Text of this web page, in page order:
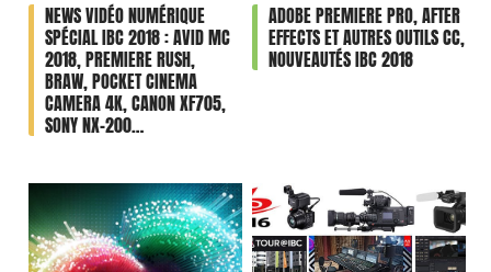
NEWS VIDÉO NUMÉRIQUE
SPÉCIAL IBC 2018 : AVID MC
2018, PREMIERE RUSH,
BRAW, POCKET CINEMA
CAMERA 4K, CANON XF705,
SONY NX-200…
ADOBE PREMIERE PRO, AFTER
EFFECTS ET AUTRES OUTILS CC,
NOUVEAUTÉS IBC 2018